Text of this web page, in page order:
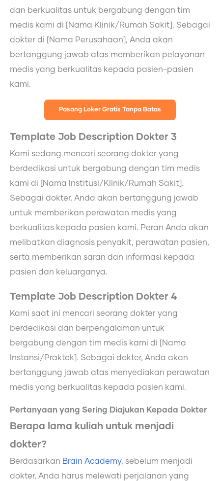
dan berkualitas untuk bergabung dengan tim
medis kami di [Nama Klinik/Rumah Sakit]. Sebagai
dokter di [Nama Perusahaan], Anda akan
bertanggung jawab atas memberikan pelayanan
medis yang berkualitas kepada pasien-pasien
kami.
Pasang Loker Gratis Tanpa Batas
Template Job Description Dokter 3
Kami sedang mencari seorang dokter yang
berdedikasi untuk bergabung dengan tim medis
kami di [Nama Institusi/Klinik/Rumah Sakit].
Sebagai dokter, Anda akan bertanggung jawab
untuk memberikan perawatan medis yang
berkualitas kepada pasien kami. Peran Anda akan
melibatkan diagnosis penyakit, perawatan pasien,
serta memberikan saran dan informasi kepada
pasien dan keluarganya.
Template Job Description Dokter 4
Kami saat ini mencari seorang dokter yang
berdedikasi dan berpengalaman untuk
bergabung dengan tim medis kami di [Nama
Instansi/Praktek]. Sebagai dokter, Anda akan
bertanggung jawab atas menyediakan perawatan
medis yang berkualitas kepada pasien kami.
Pertanyaan yang Sering Diajukan Kepada Dokter
Berapa lama kuliah untuk menjadi
dokter?
Berdasarkan Brain Academy, sebelum menjadi
dokter, Anda harus melewati perjalanan yang